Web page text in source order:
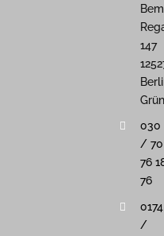
147
030
/ 70
76
76
0174
/